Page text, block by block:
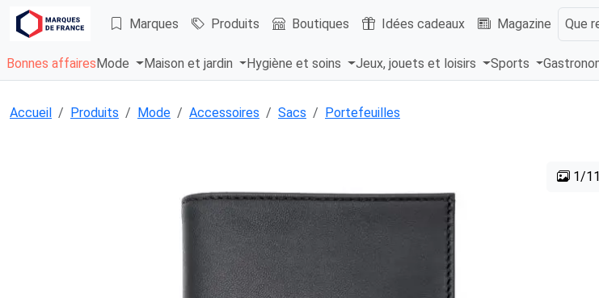
Marques Produits Boutiques Idées cadeaux Magazine Que
Bonnes affaires Mode Maison et jardin Hygiène et soins Jeux, jouets et loisirs Sports
Accueil Produits Mode Accessoires Sacs Portefeuilles
1/11